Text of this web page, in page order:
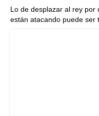
Lo de desplazar al rey por
están atacando puede ser